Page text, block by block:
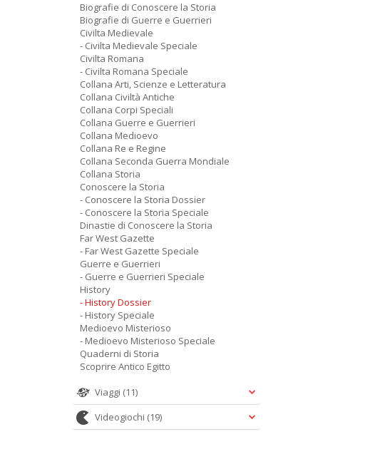
Biografie di Conoscere la Storia
Biografie di Guerre e Guerrieri
Civilta Medievale
- Civilta Medievale Speciale
Civilta Romana
- Civilta Romana Speciale
Collana Arti, Scienze e Letteratura
Collana Civiltà Antiche
Collana Corpi Speciali
Collana Guerre e Guerrieri
Collana Medioevo
Collana Re e Regine
Collana Seconda Guerra Mondiale
Collana Storia
Conoscere la Storia
- Conoscere la Storia Dossier
- Conoscere la Storia Speciale
Dinastie di Conoscere la Storia
Far West Gazette
- Far West Gazette Speciale
Guerre e Guerrieri
- Guerre e Guerrieri Speciale
History
- History Dossier
- History Speciale
Medioevo Misterioso
- Medioevo Misterioso Speciale
Quaderni di Storia
Scoprire Antico Egitto
Viaggi (11)
Videogiochi (19)